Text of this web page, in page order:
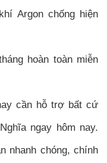
Argon chống hiện
hoàn toàn miễn
cần hỗ trợ bất cứ
ngay hôm nay.
nhanh chóng, chính